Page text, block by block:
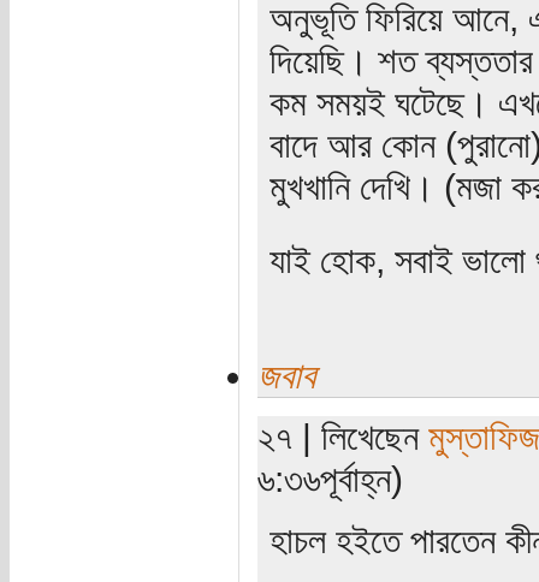
অনুভূতি ফিরিয়ে
দিয়েছি। শত
কম সময়ই ঘটেছে।
বাদে আর কোন
মুখখানি দেখি। (মজা
যাই হোক, সবাই
জবাব
২৭ | লিখেছেন মুস্তাফিজ
৬:৩৬পূর্বাহ্ন)
হাচল হইতে পারতেন